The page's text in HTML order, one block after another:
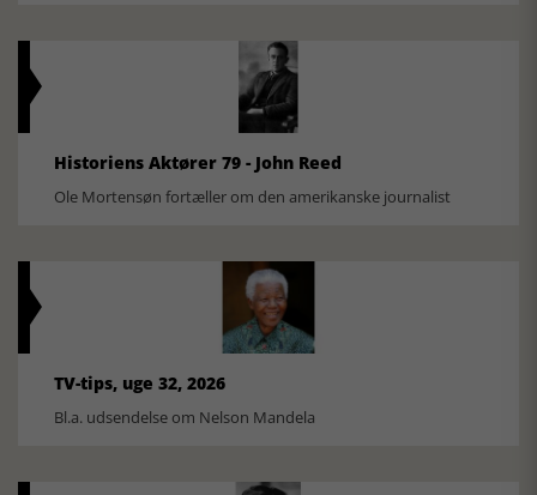
Historiens Aktører 79 - John Reed
Ole Mortensøn fortæller om den amerikanske journalist
TV-tips, uge 32, 2026
Bl.a. udsendelse om Nelson Mandela